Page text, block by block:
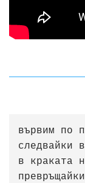
вървим по
следвайки
в краката